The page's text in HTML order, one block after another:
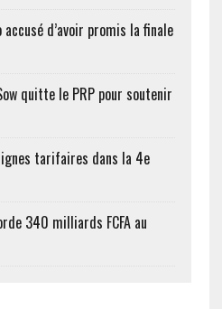
d’avoir promis la finale
quitte le PRP pour soutenir
tarifaires dans la 4e
340 milliards FCFA au